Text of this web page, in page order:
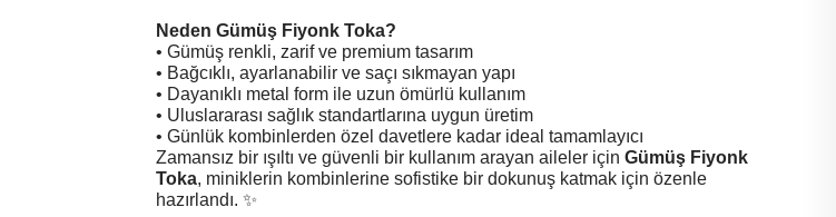
Neden Gümüş Fiyonk Toka?
• Gümüş renkli, zarif ve premium tasarım
• Bağcıklı, ayarlanabilir ve saçı sıkmayan yapı
• Dayanıklı metal form ile uzun ömürlü kullanım
• Uluslararası sağlık standartlarına uygun üretim
• Günlük kombinlerden özel davetlere kadar ideal tamamlayıcı
Zamansız bir ışıltı ve güvenli bir kullanım arayan aileler içinGümüş Fiyonk
Toka, miniklerin kombinlerine sofistike bir dokunuş katmak için özenle
hazırlandı. ✨